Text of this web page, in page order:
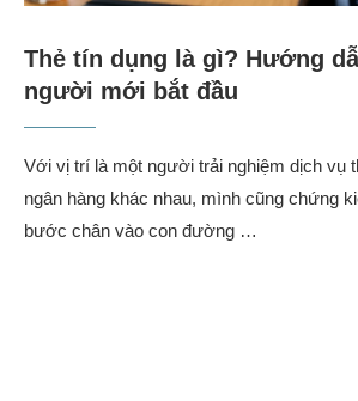
Thẻ tín dụng là gì? Hướng
người mới bắt đầu
Với vị trí là một người trải nghiệm dịch vụ
ngân hàng khác nhau, mình cũng chứng
bước chân vào con đường …